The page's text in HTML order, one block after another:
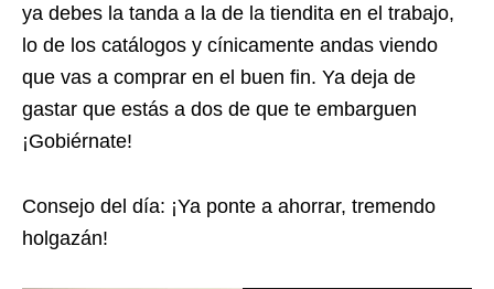
ya debes la tanda a la de la tiendita en el trabajo,
lo de los catálogos y cínicamente andas viendo
que vas a comprar en el buen fin. Ya deja de
gastar que estás a dos de que te embarguen
¡Gobiérnate!
Consejo del día: ¡Ya ponte a ahorrar, tremendo
holgazán!